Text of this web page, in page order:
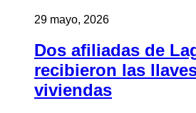
29 mayo, 2026
Dos afiliadas de
recibieron las
viviendas